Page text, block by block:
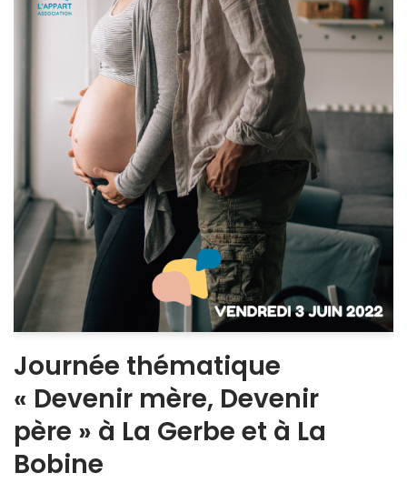
Journée thématique
« Devenir mère, Devenir
père » à La Gerbe et à La
Bobine